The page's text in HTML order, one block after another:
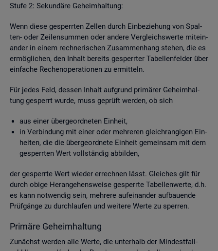
Stufe 2: Se­kun­dä­re Ge­heim­hal­tung:
Wenn diese ge­sperr­ten Zel­len durch Ein­be­zie­hung von Spal­
ten- oder Zei­len­sum­men oder an­de­re Ver­gleichs­wer­te mit­ein­
an­der in einem rech­ne­ri­schen Zu­sam­men­hang ste­hen, die es
er­mög­li­chen, den In­halt be­reits ge­sperr­ter Ta­bel­len­fel­der über
ein­fa­che Re­chen­ope­ra­tio­nen zu er­mit­teln.
Für jedes Feld, des­sen In­halt auf­grund pri­mä­rer Ge­heim­hal­
tung ge­sperrt wurde, muss ge­prüft wer­den, ob sich
aus einer über­ge­ord­ne­ten Ein­heit,
in Ver­bin­dung mit einer oder meh­re­ren gleich­ran­gi­gen Ein­
hei­ten, die die über­ge­ord­ne­te Ein­heit ge­mein­sam mit dem
ge­sperr­ten Wert voll­stän­dig ab­bil­den,
der ge­sperr­te Wert wie­der er­rech­nen lässt. Glei­ches gilt für
durch obige Her­an­ge­hens­wei­se ge­sperr­te Ta­bel­len­wer­te, d.h.
es kann not­wen­dig sein, meh­re­re auf­ein­an­der auf­bau­en­de
Prüf­gän­ge zu durch­lau­fen und wei­te­re Werte zu sper­ren.
Pri­mä­re Ge­heim­hal­tung
Zu­nächst wer­den alle Werte, die un­ter­halb der Min­dest­fall­